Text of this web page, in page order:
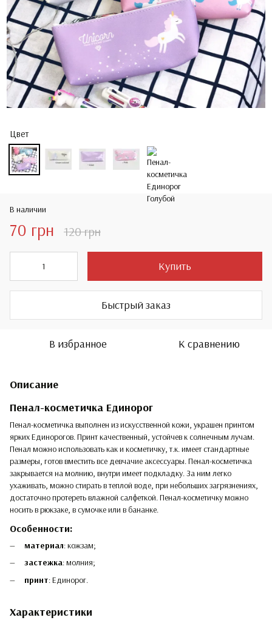
Цвет
В наличии
70 грн 120 грн
Купить
Быстрый заказ
В избранное К сравнению
Описание
Пенал-косметичка Единорог
Пенал-косметичка выполнен из искусственной кожи, украшен принтом
ярких Единорогов. Принт качественный, устойчев к солнечным лучам.
Пенал можно использовать как и косметичку, т.к. имеет стандартные
размеры, готов вместить все девчачие аксессуары. Пенал-косметичка
закрывается на молнию, внутри имеет подкладку. За ним легко
ухаживать, можно стирать в теплой воде, при небольших загрязнениях,
достаточно протереть влажной салфеткой. Пенал-косметичку можно
носить в рюкзаке, в сумочке или в бананке.
Особенности:
материал: кожзам;
застежка: молния;
принт: Единорог.
Характеристики